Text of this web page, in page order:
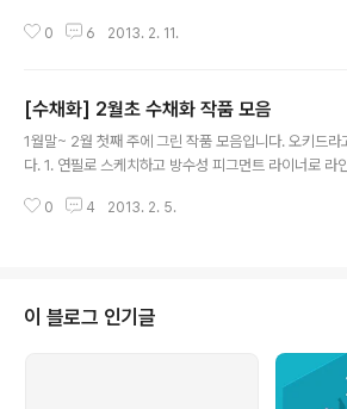
스트리트를 수채화로 그려보았습니다. 먼저 연필로 스
합니다. 밝은 부분에서 어두운 부분까지 천천히 3~4번
요하죠. 1호 붓으로 세밀하게 그리는 것을 좋아합니다.
나무가 어느정도 완성 되었네요. 창문과 그림자, 자동차,
0 6 2013. 2. 11.
[수채화] 2월초 수채화 작품 모음
1월말~ 2월 첫째 주에 그린 작품 모음입니다. 오키드라
다. 1. 연필로 스케치하고 방수성 피그먼트 라이너로 라
별장에서 온가족이 즐겁게 1박을 하고 왔지요. 연필로
이지만 하나씩 하나씩 서두르지 않고 채색을 해 나갑니
을 하면 3차원으로 변해갑니다. 아늑해 보이는 북 카페
0 4 2013. 2. 5.
이 블로그 인기글